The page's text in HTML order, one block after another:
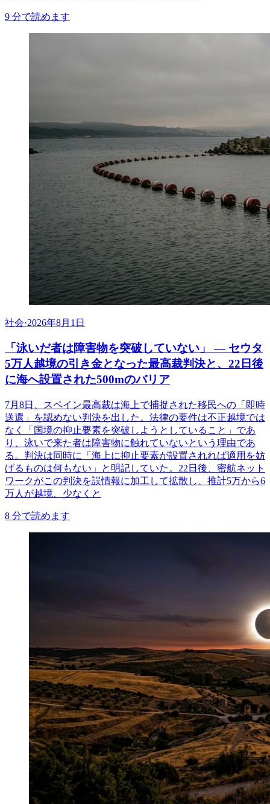
9 分で読めます
社会·2026年8月1日
「泳いだ者は障害物を突破していない」 ― セウタ
5万人越境の引き金となった最高裁判決と、22日後
に海へ設置された500mのバリア
7月8日、スペイン最高裁は海上で捕捉された移民への「即時
送還」を認めない判決を出した。法律の要件は不正越境では
なく「国境の抑止要素を突破しようとしていること」であ
り、泳いで来た者は障害物に触れていないという理由であ
る。判決は同時に「海上に抑止要素が設置されれば適用を妨
げるものは何もない」と明記していた。22日後、密航ネット
ワークがこの判決を誤情報に加工して拡散し、推計5万から6
万人が越境、少なくと
8 分で読めます